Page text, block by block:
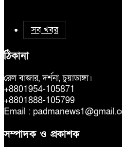
সব খবর
ঠিকানা
রেল বাজার, দর্শনা, চুয়াডাঙ্গা।
+8801954-105871
+8801888-105799
Email :
সম্পাদক ও প্রকাশক